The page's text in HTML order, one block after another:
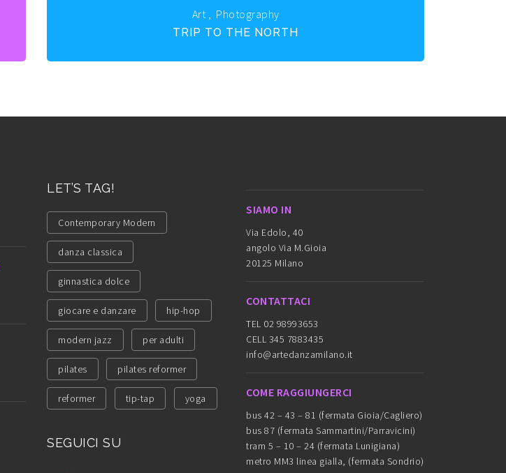
Art Photography
TRIP TO THE NORTH
LET’S TAG!
Contemporary Modern
danza classica
ginnastica dolce
giocare e danzare hip-hop
modern jazz per adulti
pilates pilates reformer
reformer tip-tap yoga
SEGUICI SU
SIAMO IN
Via Edolo, 40
angolo Via M.Gioia
20125 Milano
CONTATTACI
TEL 02 98993653
CELL 345 7883435
info@artedanzamilano.it
COME RAGGIUNGERCI
bus 42 – 43 – 81 (fermata Gioia/Cagliero)
bus 87 (fermata Sammartini/Parravicini)
tram 5 – 10 – 24 (fermata Lunigiana)
metro MM3 linea gialla, (fermata Sondrio)